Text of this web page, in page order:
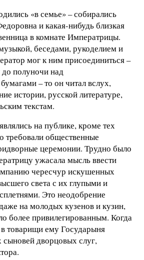
«в семье» – собирались
и какая-нибудь близкая
в комнате Императрицы.
беседами, рукоделием и
мог к ним присоединиться –
полуночи над
– то он читал вслух,
истории, русской литературе,
текстам.
на публике, кроме тех
требовали общественные
церемонии. Трудно было
ужасала мысль ввести
чересчур искушенных
света с их глупыми и
Это неодобрение
на молодых кузенов и кузин,
более привилегированным. Когда
товарищи ему Государыня
сыновей дворцовых слуг,